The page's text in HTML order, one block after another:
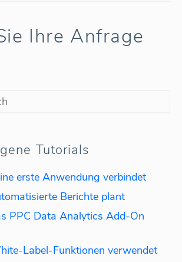
Ihre Anfrage
Tutorials
erste Anwendung verbindet
Berichte plant
PPC Data Analytics Add-On
Label-Funktionen verwendet